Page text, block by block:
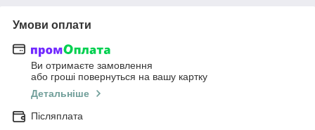
Умови оплати
Ви отримаєте замовлення
або гроші повернуться на вашу картку
Детальніше
Післяплата